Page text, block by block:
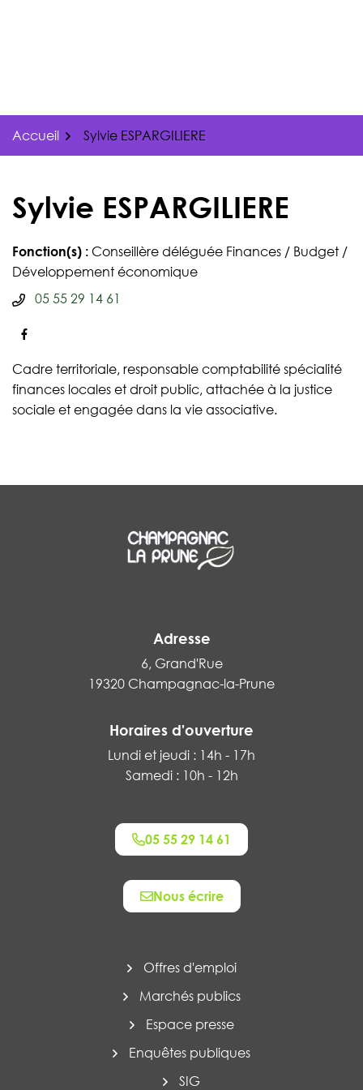
Accueil Sylvie ESPARGILIERE
Sylvie ESPARGILIERE
Fonction(s) : Conseillère déléguée Finances / Budget /
Développement économique
Numéro de téléphone
05 55 29 14 61
Facebook
Cadre territoriale, responsable comptabilité spécialité
finances locales et droit public, attachée à la justice
sociale et engagée dans la vie associative.
Adresse
6, Grand'Rue
19320 Champagnac-la-Prune
Horaires d'ouverture
Lundi et jeudi : 14h - 17h
Samedi : 10h - 12h
05 55 29 14 61
Nous écrire
Offres d'emploi
Marchés publics
Espace presse
Enquêtes publiques
SIG